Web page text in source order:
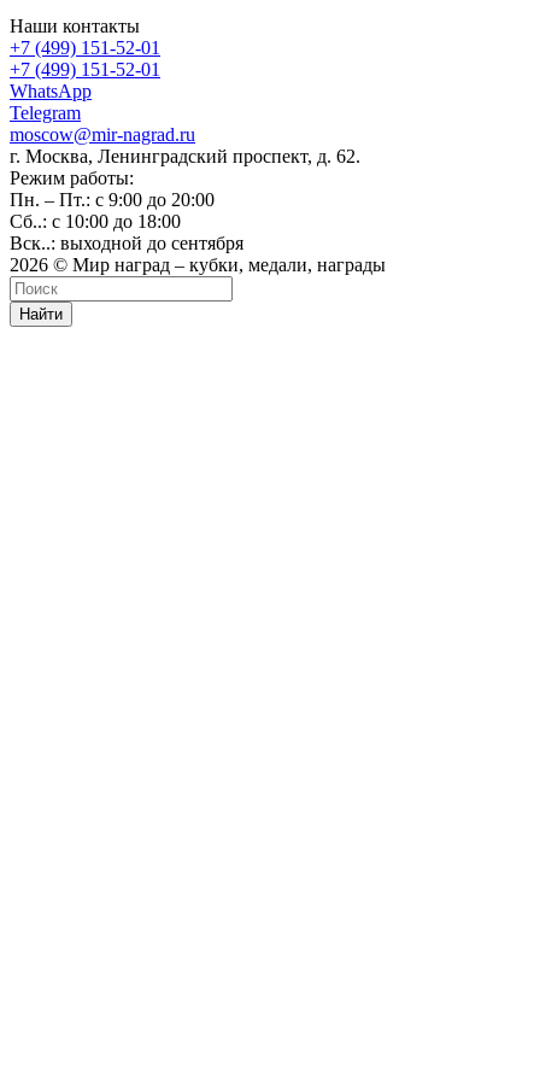
Наши контакты
+7 (499) 151-52-01
+7 (499) 151-52-01
WhatsApp
Telegram
moscow@mir-nagrad.ru
г. Москва, Ленинградский проспект, д. 62.
Режим работы:
Пн. – Пт.: с 9:00 до 20:00
Сб..: с 10:00 до 18:00
Вск..: выходной до сентября
2026 © Мир наград – кубки, медали, награды
Найти